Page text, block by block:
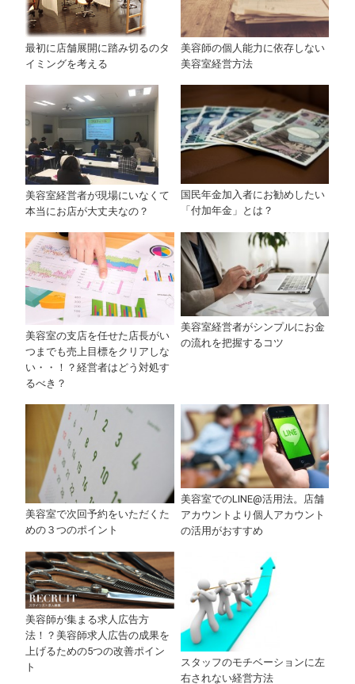
最初に店舗展開に踏み切るのタ
イミングを考える
美容師の個人能力に依存しない
美容室経営方法
美容室経営者が現場にいなくて
本当にお店が大丈夫なの？
国民年金加入者にお勧めしたい
「付加年金」とは？
美容室の支店を任せた店長がい
つまでも売上目標をクリアしな
い・・！？経営者はどう対処す
るべき？
美容室経営者がシンプルにお金
の流れを把握するコツ
美容室で次回予約をいただくた
めの３つのポイント
美容室でのLINE@活用法。店舗
アカウントより個人アカウント
の活用がおすすめ
美容師が集まる求人広告方
法！？美容師求人広告の成果を
上げるための5つの改善ポイン
ト
スタッフのモチベーションに左
右されない経営方法